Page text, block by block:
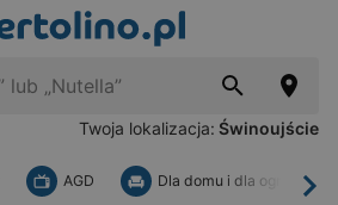
Twoja lokalizacja: Świnoujście
AGD Dla domu i dla ogrodu